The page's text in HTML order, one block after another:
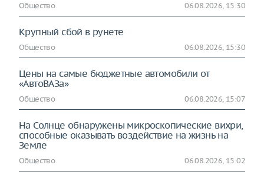
Общество 06.08.2026, 15:30
Крупный сбой в рунете
Общество 06.08.2026, 15:30
Цены на самые бюджетные автомобили от
«АвтоВАЗа»
Общество 06.08.2026, 15:07
На Солнце обнаружены микроскопические вихри,
способные оказывать воздействие на жизнь на
Земле
Общество 06.08.2026, 15:02